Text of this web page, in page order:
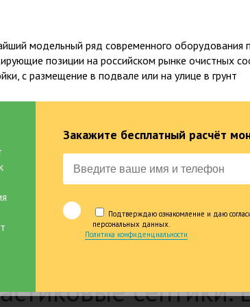
Популярные
Декор. Дачная продукция Услуги.
септики.
модельный ряд современного оборудования
позиции на российском рынке очистных
с размещение в подвале или на улице в грунт
Закажите бесплатный расчёт
Подтверждаю ознакомление и даю
персональных данных.
Политика конфиденциальности